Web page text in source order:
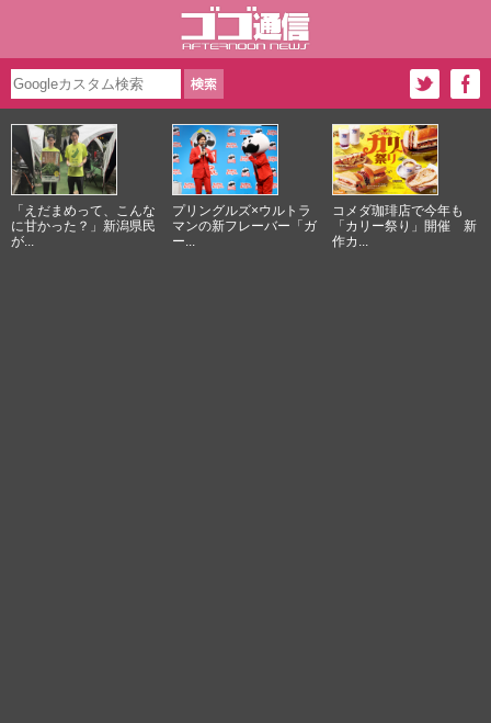
「えだまめって、こんな
に甘かった？」新潟県民
が...
プリングルズ×ウルトラ
マンの新フレーバー「ガ
ー...
コメダ珈琲店で今年も
「カリー祭り」開催 新
作カ...